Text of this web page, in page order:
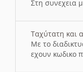
Στη συνεχεια
Ταχύτατη και
Με το
εχουν κωδικο